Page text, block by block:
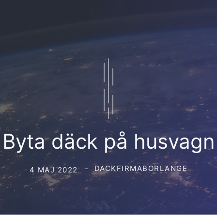
Byta däck på husvagn
4 MAJ 2022 DACKFIRMABORLANGE